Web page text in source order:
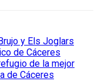
y Els Joglars
de Cáceres
de la mejor
de Cáceres